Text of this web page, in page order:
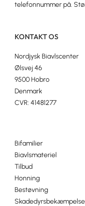
telefonnummer på.
KONTAKT OS
Nordjysk Biavlscenter
Ølsvej 46
9500 Hobro
Denmark
CVR: 41481277
Bifamilier
Biavlsmateriel
Tilbud
Honning
Bestøvning
Skadedyrsbekæmpelse